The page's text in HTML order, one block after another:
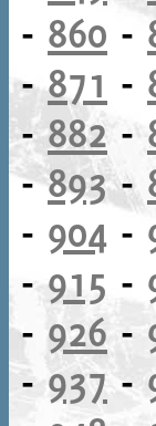
- 860 -
-871 -
-882-
-893-
- 904 -
-915 -
- 926 -
- 937-